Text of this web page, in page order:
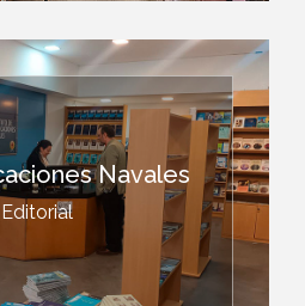
Navales
Editorial